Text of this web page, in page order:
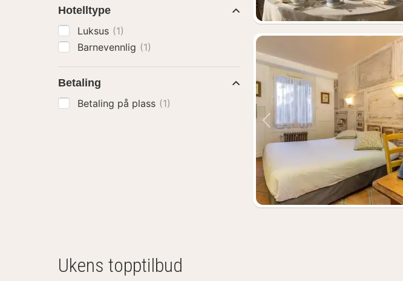
Forrige bilde
Hotelltype
Luksus (1)
Barnevennlig (1)
Betaling
Betaling på plass (1)
Ukens topptilbud